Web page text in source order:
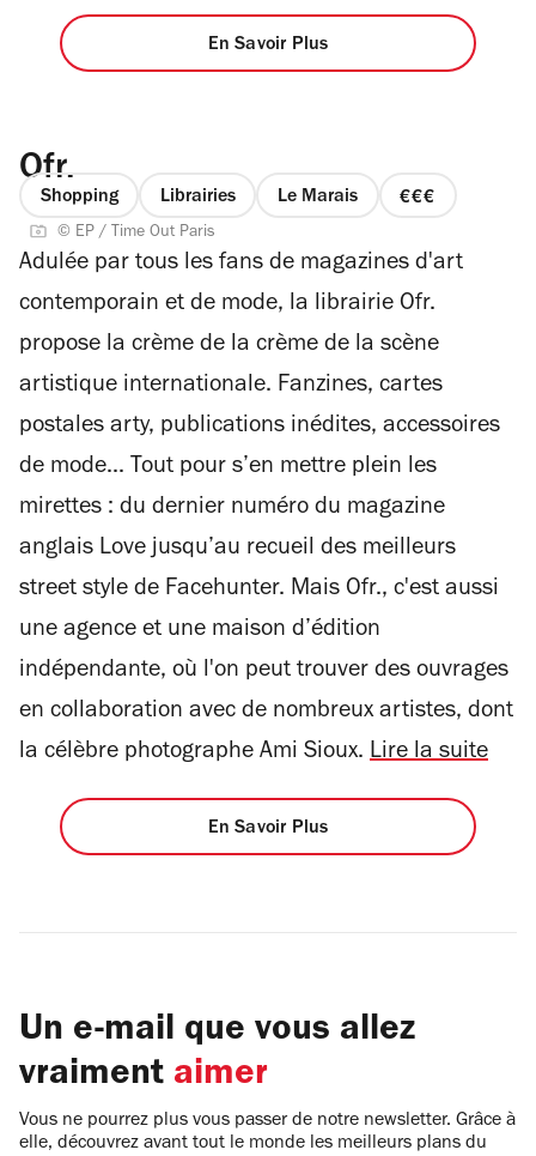
En Savoir Plus
Ofr.
Shopping Librairies Le Marais
prix
sur
4
© EP / Time Out Paris
Adulée par tous les fans de magazines d'art
contemporain et de mode, la librairie Ofr.
propose la crème de la crème de la scène
artistique internationale. Fanzines, cartes
postales arty, publications inédites, accessoires
de mode... Tout pour s’en mettre plein les
mirettes : du dernier numéro du magazine
anglais Love jusqu’au recueil des meilleurs
street style de Facehunter. Mais Ofr., c'est aussi
une agence et une maison d’édition
indépendante, où l'on peut trouver des ouvrages
en collaboration avec de nombreux artistes, dont
la célèbre photographe Ami Sioux. Lire la suite
En Savoir Plus
Un e-mail que vous allez
vraiment aimer
Vous ne pourrez plus vous passer de notre newsletter. Grâce à
elle, découvrez avant tout le monde les meilleurs plans du